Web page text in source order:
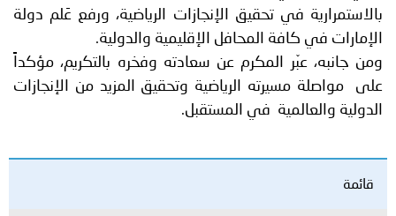
‏بالاستمرارية في تحقيق الإنجازات الرياضية، ورفع عَلم دولة
الإمارات في كافة المحافل الإقليمية والدولية.
ومن جانبه، عبّر المكرم عن سعادته وفخره بالتكريم، مؤكداً
على مواصلة مسيرته الرياضية وتحقيق المزيد من الإنجازات
الدولية والعالمية في المستقبل.
قائمة